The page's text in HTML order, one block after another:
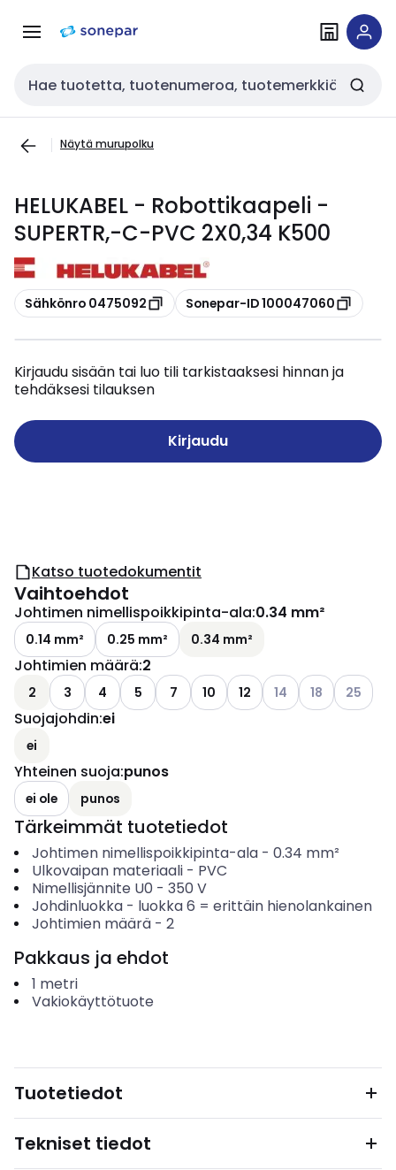
navigointiinsisältöön
Haku
Näytä murupolku
HELUKABEL - Robottikaapeli -
SUPERTR,-C-PVC 2X0,34 K500
Kopioi
Sähkönro 0475092 Kopioi
Sonepar-ID 100047060
Kirjaudu sisään tai luo tili tarkistaaksesi hinnan ja
tehdäksesi tilauksen
Kirjaudu
Katso tuotedokumentit
Vaihtoehdot
Johtimen nimellispoikkipinta-ala:0.34 mm²
0.14 mm² 0.25 mm² 0.34 mm²
Johtimien määrä:2
2 3 4 5 7 10 12 Katso käytettävissä
14 Katso
18 Katso
25
Suojajohdin:ei
ei
Yhteinen suoja:punos
ei ole punos
Tärkeimmät tuotetiedot
Johtimen nimellispoikkipinta-ala- 0.34 mm²
Ulkovaipan materiaali- PVC
Nimellisjännite U0 - 350 V
Johdinluokka- luokka 6 = erittäin hienolankainen
Johtimien määrä- 2
Pakkaus ja ehdot
1 metri
Vakiokäyttötuote
Tuotetiedot
Tekniset tiedot